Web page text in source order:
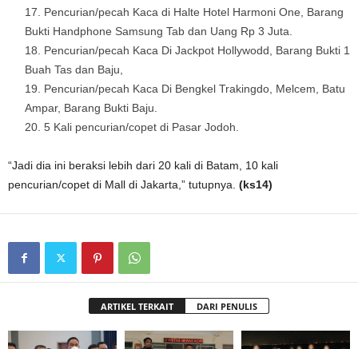
Pencurian/pecah Kaca di Halte Hotel Harmoni One, Barang
Bukti Handphone Samsung Tab dan Uang Rp 3 Juta.
Pencurian/pecah Kaca Di Jackpot Hollywodd, Barang Bukti 1
Buah Tas dan Baju,
Pencurian/pecah Kaca Di Bengkel Trakingdo, Melcem, Batu
Ampar, Barang Bukti Baju.
5 Kali pencurian/copet di Pasar Jodoh.
“Jadi dia ini beraksi lebih dari 20 kali di Batam, 10 kali
pencurian/copet di Mall di Jakarta,” tutupnya. (ks14)
ARTIKEL TERKAIT DARI PENULIS